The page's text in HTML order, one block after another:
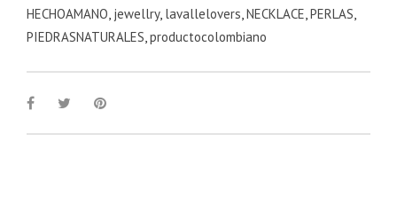
HECHOAMANO, jewellry, lavallelovers,NECKLACE,PERLAS,
PIEDRASNATURALES,productocolombiano